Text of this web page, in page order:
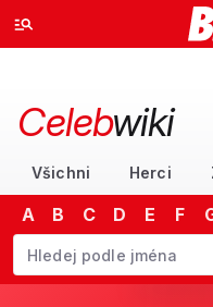
Celebwiki
Všichni Herci
A B C D E F
Začněte psát jméno.